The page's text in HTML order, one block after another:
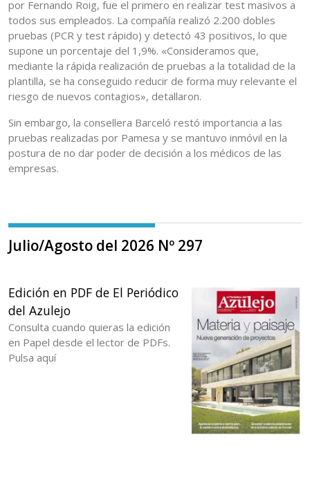
por Fernando Roig, fue el primero en realizar test masivos a
todos sus empleados. La compañía realizó 2.200 dobles
pruebas (PCR y test rápido) y detectó 43 positivos, lo que
supone un porcentaje del 1,9%. «Consideramos que,
mediante la rápida realización de pruebas a la totalidad de la
plantilla, se ha conseguido reducir de forma muy relevante el
riesgo de nuevos contagios», detallaron.
Sin embargo, la consellera Barceló restó importancia a las
pruebas realizadas por Pamesa y se mantuvo inmóvil en la
postura de no dar poder de decisión a los médicos de las
empresas.
Julio/Agosto del 2026 Nº 297
Edición en PDF de El Periódico
del Azulejo
Consulta cuando quieras la edición
en Papel desde el lector de PDFs.
Pulsa aquí